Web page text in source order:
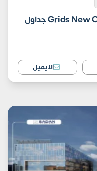
مول جريدز القاهرة الجديدة Grids New Cairo جداول
الايميل